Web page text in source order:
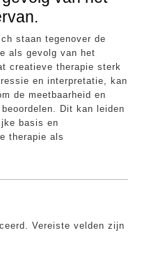
staan tegenover de
als gevolg van het
creatieve therapie sterk
en interpretatie, kan
de meetbaarheid en
Dit kan leiden
basis en
therapie als
Vereiste velden zijn